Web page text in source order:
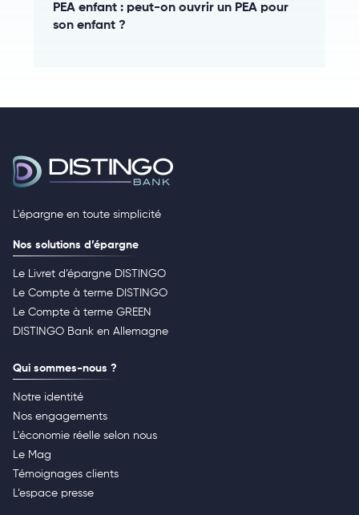
PEA enfant : peut-on ouvrir un PEA pour
son enfant ?
L'épargne en toute simplicité
Nos solutions d’épargne
Le Livret d’épargne DISTINGO
Le Compte à terme DISTINGO
Le Compte à terme GREEN
DISTINGO Bank en Allemagne
Qui sommes-nous ?
Notre identité
Nos engagements
L'économie réelle selon nous
Le Mag
Témoignages clients
L’espace presse